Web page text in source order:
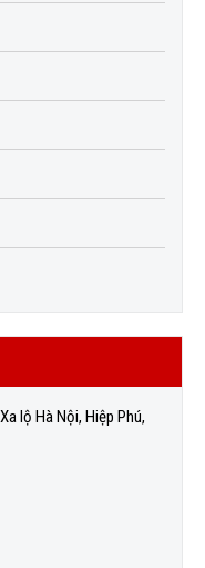
lộ Hà Nội, Hiệp Phú,